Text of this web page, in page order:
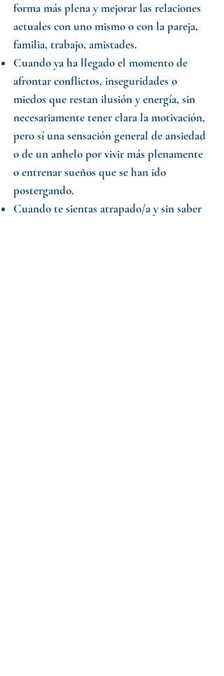
forma más plenay mejorar las relaciones
actuales con uno mismo o con la pareja,
familia, trabajo, amistades.
Cuando ya ha llegado el momento de
afrontar conflictos, inseguridades o
miedos que restan ilusión y energía, sin
necesariamente tener clara la motivación,
pero sí una sensación general de ansiedad
o de un anhelo por vivir más plenamente
o entrenar sueños que se han ido
postergando.
Cuando te sientas atrapado/a y sin saber